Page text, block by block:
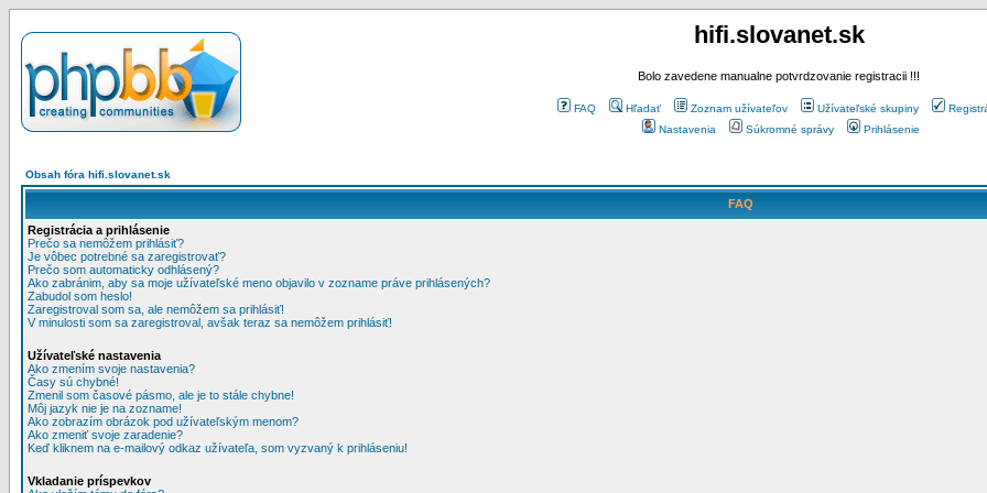
hifi.slovanet.sk
Bolo zavedene manualne potvrdzovanie registracii !!!
FAQ Hľadať Zoznam užívateľov Užívateľské skupiny
Nastavenia
Súkromné správy Prihlásenie
Obsah fóra hifi.slovanet.sk
FAQ
Registrácia a prihlásenie
Prečo sa nemôžem prihlásiť?
Je vôbec potrebné sa zaregistrovať?
Prečo som automaticky odhlásený?
Ako zabránim, aby sa moje užívateľské meno objavilo v zozname práve prihlásených?
Zabudol som heslo!
Zaregistroval som sa, ale nemôžem sa prihlásiť!
V minulosti som sa zaregistroval, avšak teraz sa nemôžem prihlásiť!
Užívateľské nastavenia
Ako zmením svoje nastavenia?
Časy sú chybné!
Zmenil som časové pásmo, ale je to stále chybne!
Môj jazyk nie je na zozname!
Ako zobrazím obrázok pod užívateľským menom?
Ako zmeniť svoje zaradenie?
Keď kliknem na e-mailový odkaz užívateľa, som vyzvaný k prihláseniu!
Vkladanie príspevkov